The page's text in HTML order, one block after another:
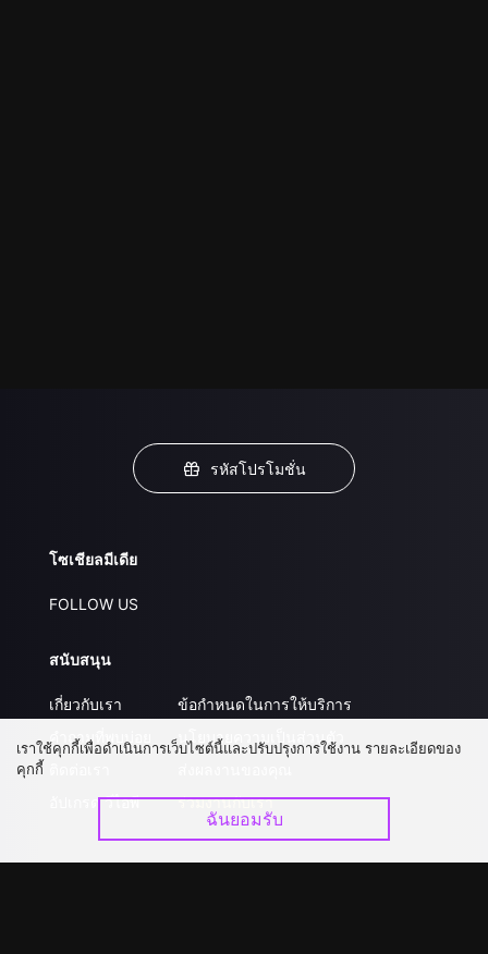
รหัสโปรโมชั่น
โซเชียลมีเดีย
FOLLOW US
สนับสนุน
เกี่ยวกับเรา
คำถามที่พบบ่อย
อัปเกรด วีไอพี
ข้อกำหนดในการให้บริการ
นโยบายความเป็นส่วนตัว
ร่วมงานกับเรา
เราใช้คุกกี้เพื่อดำเนินการเว็บไซต์นี้และปรับปรุงการใช้งาน รายละเอียดของ
คุกกี้
ฉันยอมรับ